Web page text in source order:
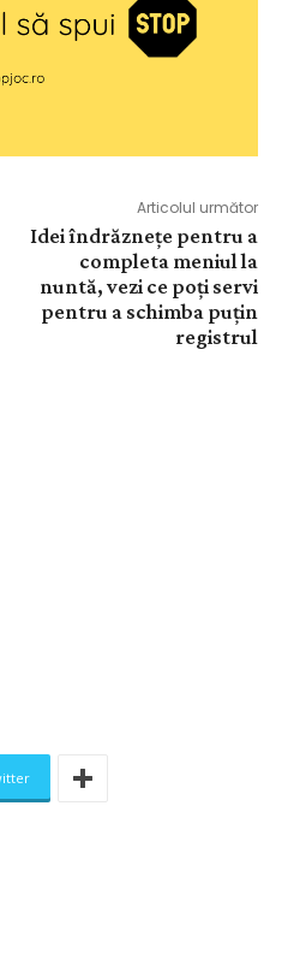
Articolul următor
Idei îndrăznețe pentru a
completa meniul la
nuntă, vezi ce poți servi
pentru a schimba puțin
registrul